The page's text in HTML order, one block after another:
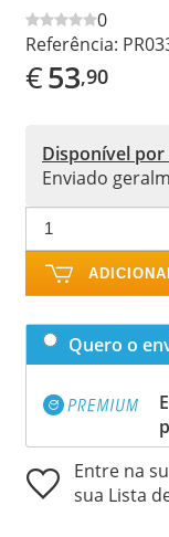
0
Referência:
€53,90
Disponível
Enviado
Quero o
Entre na
sua Lista